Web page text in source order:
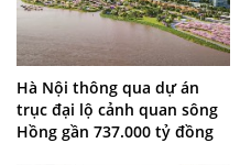
Hà Nội thông qua dự án
trục đại lộ cảnh quan sông
Hồng gần 737.000 tỷ đồng